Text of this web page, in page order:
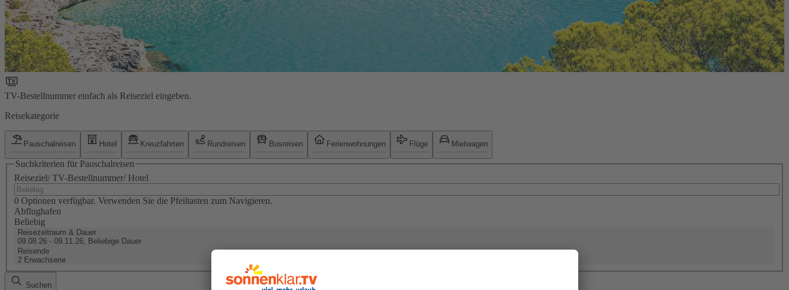
TV-Bestellnummer einfach als Reiseziel eingeben.
Reisekategorie
Pauschalreisen Hotel Kreuzfahrten Rundreisen Busreisen Ferienwohnungen Flüge Mietwagen
Suchkriterien für Pauschalreisen
Reiseziel/ TV-Bestellnummer/ Hotel
0 Optionen verfügbar. Verwenden Sie die Pfeiltasten zum Navigieren.
Abflughafen
Beliebig
Reisezeitraum & Dauer
09.08.26 - 09.11.26, Beliebige Dauer
Reisende
2 Erwachsene
Suchen